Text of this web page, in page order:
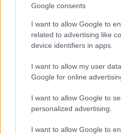
Google consents
I want to allow Google to
related to advertising like
device identifiers in apps.
I want to allow my user
Google for online
I want to allow Google to
personalized advertising.
I want to allow Google to
Rafael Oliveira · 7 ago 2026
NÃO CLASSIFICADO